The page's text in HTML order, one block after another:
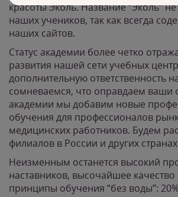
красоты Эколь. Название “Эколь”
наших учеников, так как всегда
наших сайтов.
Статус академии более четко
развития нашей сети учебных
дополнительную ответственность
сомневаемся, что оправдаем ваши
академии мы добавим новые
обучения для профессионалов
медицинских работников. Будем
филиалов в России и других
Неизменным останется высокий
наставников, высочайшее
принципы обучения “без воды”: